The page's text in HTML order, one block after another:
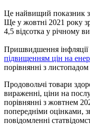
Це найвищий показник
Ще у жовтні 2021 року
4,5 відсотка у річному
Пришвидшення
підвищенням цін на
порівнянні з
Продовольчі товари
вираженні, ціни на
порівнянні з жовтнем
попередніми оцінками,
повідомленні